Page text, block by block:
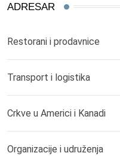
ADRESAR
Restorani i prodavnice
Transport i logistika
Crkve u Americi i Kanadi
Organizacije i udruženja